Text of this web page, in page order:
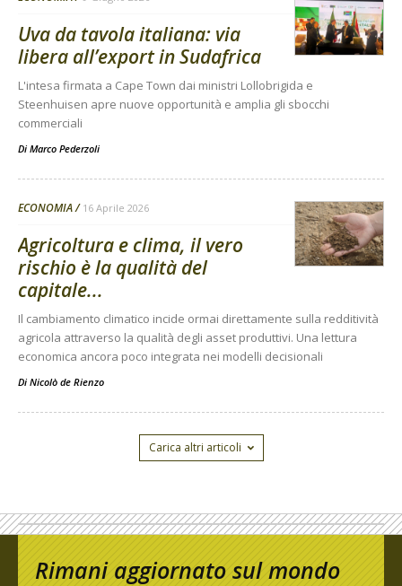
Uva da tavola italiana: via
libera all’export in Sudafrica
L'intesa firmata a Cape Town dai ministri Lollobrigida e
Steenhuisen apre nuove opportunità e amplia gli sbocchi
commerciali
Di Marco Pederzoli
ECONOMIA 16 Aprile 2026
Agricoltura e clima, il vero
rischio è la qualità del
capitale...
Il cambiamento climatico incide ormai direttamente sulla redditività
agricola attraverso la qualità degli asset produttivi. Una lettura
economica ancora poco integrata nei modelli decisionali
Di Nicolò de Rienzo
Carica altri articoli
Rimani aggiornato sul mondo